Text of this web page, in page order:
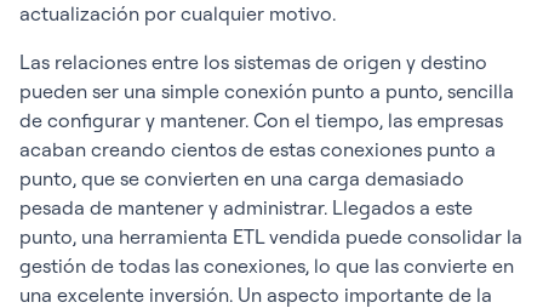
actualización por cualquier motivo.
Las relaciones entre los sistemas de origen y destino
pueden ser una simple conexión punto a punto, sencilla
de configurar y mantener. Con el tiempo, las empresas
acaban creando cientos de estas conexiones punto a
punto, que se convierten en una carga demasiado
pesada de mantener y administrar. Llegados a este
punto, una herramienta ETL vendida puede consolidar la
gestión de todas las conexiones, lo que las convierte en
una excelente inversión. Un aspecto importante de la